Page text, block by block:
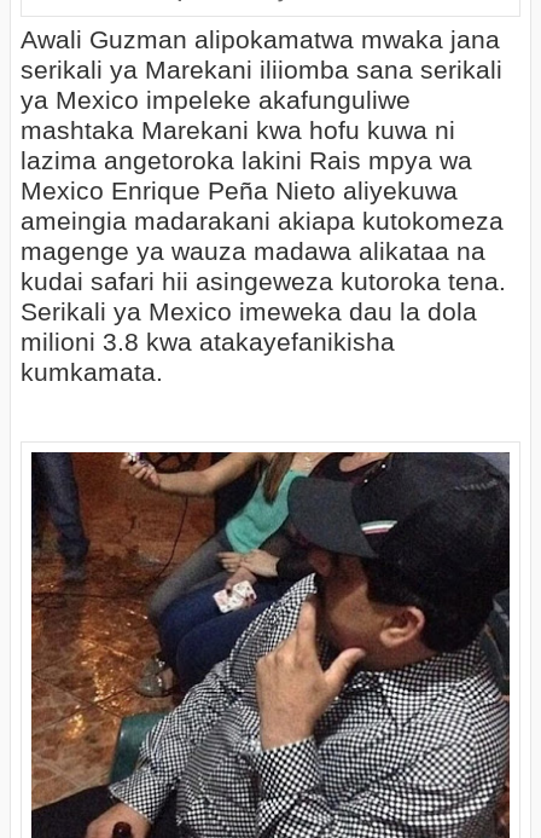
Awali Guzman alipokamatwa mwaka jana
serikali ya Marekani iliiomba sana serikali
ya Mexico impeleke akafunguliwe
mashtaka Marekani kwa hofu kuwa ni
lazima angetoroka lakini Rais mpya wa
Mexico Enrique Peña Nieto aliyekuwa
ameingia madarakani akiapa kutokomeza
magenge ya wauza madawa alikataa na
kudai safari hii asingeweza kutoroka tena.
Serikali ya Mexico imeweka dau la dola
milioni 3.8 kwa atakayefanikisha
kumkamata.